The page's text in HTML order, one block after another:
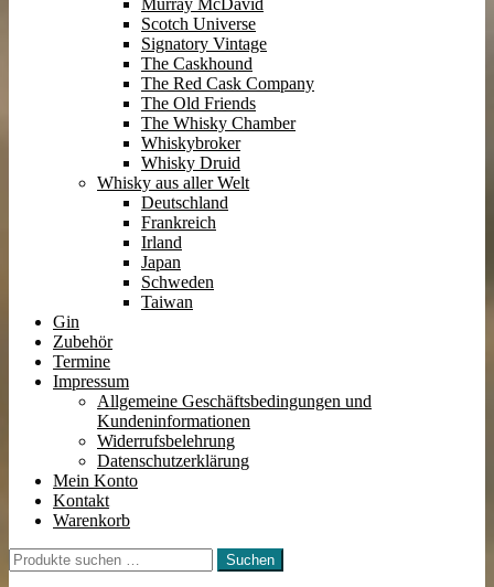
Murray McDavid
Scotch Universe
Signatory Vintage
The Caskhound
The Red Cask Company
The Old Friends
The Whisky Chamber
Whiskybroker
Whisky Druid
Whisky aus aller Welt
Deutschland
Frankreich
Irland
Japan
Schweden
Taiwan
Gin
Zubehör
Termine
Impressum
Allgemeine Geschäftsbedingungen und
Kundeninformationen
Widerrufsbelehrung
Datenschutzerklärung
Mein Konto
Kontakt
Warenkorb
Suchen
nach:
Suchen